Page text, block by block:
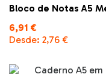
Bloco de Notas A5
6,91 €
Desde: 2,76 €